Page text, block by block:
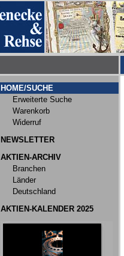
HOME/SUCHE
Erweiterte Suche
Warenkorb
Widerruf
NEWSLETTER
AKTIEN-ARCHIV
Branchen
Länder
Deutschland
AKTIEN-KALENDER 2025